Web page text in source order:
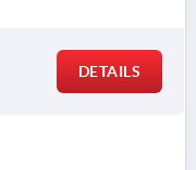
DETAILS